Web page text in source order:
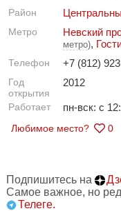
Район
Метро Невский
метро),
Телефон +7 (812)
Год
открытия
2012
Работает пн-вск: с
Любимое место? 0
Подпишитесь на
Самое важное, но
Телеге.